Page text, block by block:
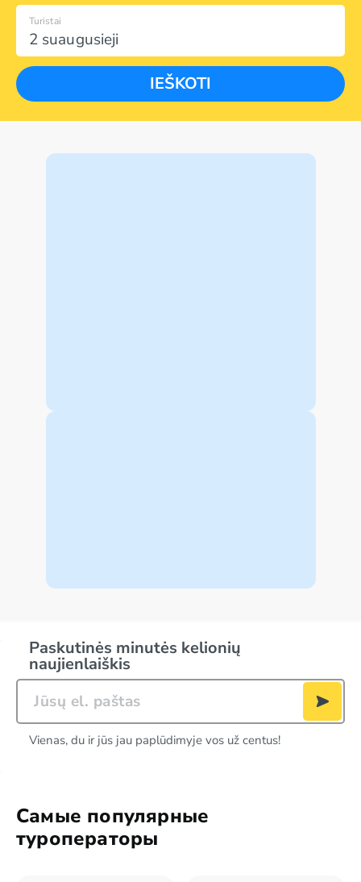
2 suaugusieji
Turistai
IEŠKOTI
Paskutinės minutės kelionių
naujienlaiškis
Vienas, du ir jūs jau paplūdimyje vos už centus!
Самые популярные
туроператоры